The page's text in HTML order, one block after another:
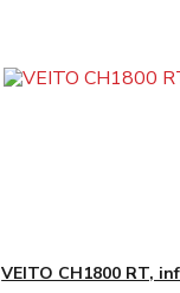
VEITO CH1800 RT,